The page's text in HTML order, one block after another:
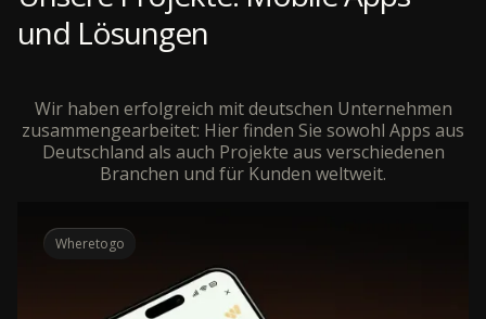
und Lösungen
Wir haben erfolgreich mit deutschen Unternehmen
zusammengearbeitet: Hier finden Sie sowohl Apps aus
Deutschland als auch Projekte aus verschiedenen
Branchen und für Kunden weltweit.
Wheretogo